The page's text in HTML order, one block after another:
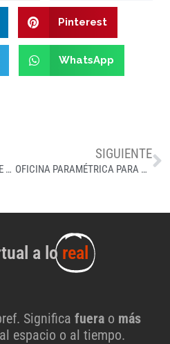
Pinterest
WhatsApp
EXARCADE MÁQUINA ARCADE RETRO
SIGUIENTE
OFICINA PARAMÉTRICA PARA TEL IO
a lo real
Significa fuera o más
espacio o al tiempo.